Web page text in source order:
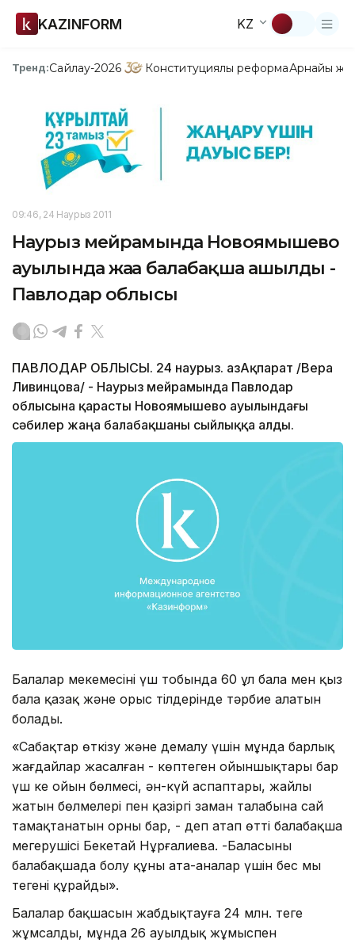
KAZINFORM KZ
Тренд:Сайлау-2026 Конституциялық реформаАрнайы
09:46, 24 Наурыз 2011
Наурыз мейрамында Новоямышево
ауылында жаңа балабақша ашылды -
Павлодар облысы
ПАВЛОДАР ОБЛЫСЫ. 24 наурыз. ҚазАқпарат /Вера
Ливинцова/ - Наурыз мейрамында Павлодар
облысына қарасты Новоямышево ауылындағы
сәбилер жаңа балабақшаны сыйлыққа алды.
Балалар мекемесінің үш тобында 60 ұл бала мен қыз
бала қазақ және орыс тілдерінде тәрбие алатын
болады.
«Сабақтар өткізу және демалу үшін мұнда барлық
жағдайлар жасалған - көптеген ойыншықтары бар
үш кең ойын бөлмесі, ән-күй аспаптары, жайлы
жатын бөлмелері пен қазіргі заман талабына сай
тамақтанатын орны бар, - деп атап өтті балабақша
меңгерушісі Бекетай Нұрғалиева. -Баласының
балабақшада болу құны ата-аналар үшін бес мың
теңгені құрайды».
Балалар бақшасын жабдықтауға 24 млн. теңге
жұмсалды, мұнда 26 ауылдық жұмыспен